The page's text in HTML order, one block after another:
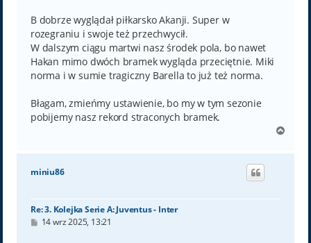
B dobrze wyglądał piłkarsko Akanji. Super w
rozegraniu i swoje też przechwycił.
W dalszym ciągu martwi nasz środek pola, bo nawet
Hakan mimo dwóch bramek wygląda przeciętnie. Miki
norma i w sumie tragiczny Barella to już też norma.
Błagam, zmieńmy ustawienie, bo my w tym sezonie
pobijemy nasz rekord straconych bramek.
g
miniu86
Re: 3. Kolejka Serie A: Juventus - Inter
P14 wrz 2025, 13:21